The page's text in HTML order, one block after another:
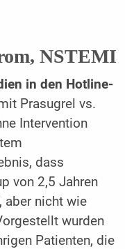
NSTEMI
in den Hotline-
Prasugrel vs.
Intervention
dass
von 2,5 Jahren
aber nicht wie
wurden
Patienten, die